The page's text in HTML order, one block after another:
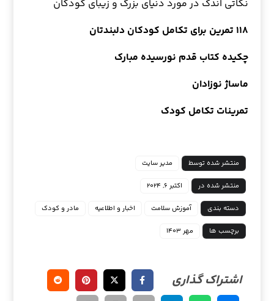
نکاتی اندک در مورد دنیای بزرگ و زیبای کودکان
۱۱۸ تمرین برای تکامل کودکان دلبندتان
چکیده کتاب قدم نورسیده مبارک
ماساژ نوزادان
تمرینات تکامل کودک
منتشر شده توسط مدیر سایت
منتشر شده در اکتبر ۶, ۲۰۲۴
دسته بندی آموزش سلامت اخبار و اطلاعیه مادر و کودک
برچسب ها مهر ۱۴۰۳